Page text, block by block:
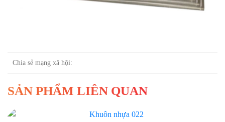
Chia sẻ mạng xã hội:
SẢN PHẨM LIÊN QUAN